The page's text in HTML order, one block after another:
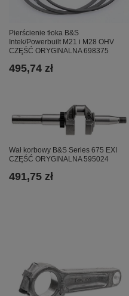
Pierścienie tłoka B&S
Intek/Powerbuilt M21 i M28 OHV
CZĘŚĆ ORYGINALNA 698375
495,74 zł
Wał korbowy B&S Series 675 EXI
CZĘŚĆ ORYGINALNA 595024
491,75 zł